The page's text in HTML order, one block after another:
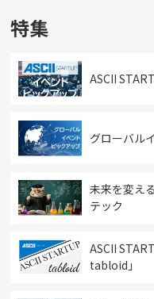
特集
ASCII
グローバル
未来を変え
テック
ASCII
tabloid」